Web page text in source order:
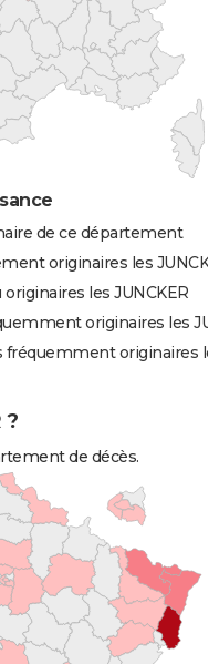
de ce département
originaires les
les JUNCKER
originaires les
originaires
?
de décès.